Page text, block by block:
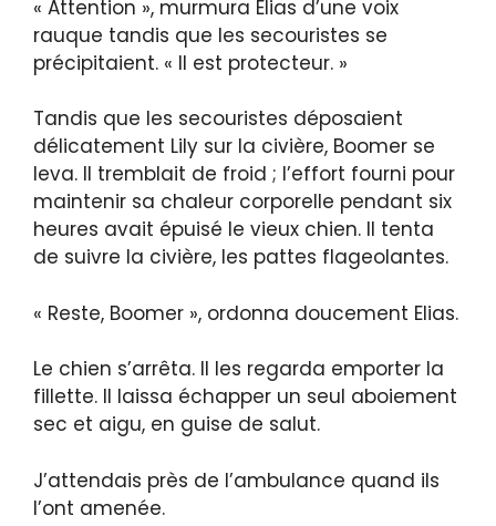
« Attention », murmura Elias d’une voix
rauque tandis que les secouristes se
précipitaient. « Il est protecteur. »
Tandis que les secouristes déposaient
délicatement Lily sur la civière, Boomer se
leva. Il tremblait de froid ; l’effort fourni pour
maintenir sa chaleur corporelle pendant six
heures avait épuisé le vieux chien. Il tenta
de suivre la civière, les pattes flageolantes.
« Reste, Boomer », ordonna doucement Elias.
Le chien s’arrêta. Il les regarda emporter la
fillette. Il laissa échapper un seul aboiement
sec et aigu, en guise de salut.
J’attendais près de l’ambulance quand ils
l’ont amenée.